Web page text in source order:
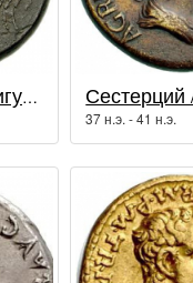
Дупондий / Калигула (37 - 41 гг.)
37 н.э. - 41 н.э.